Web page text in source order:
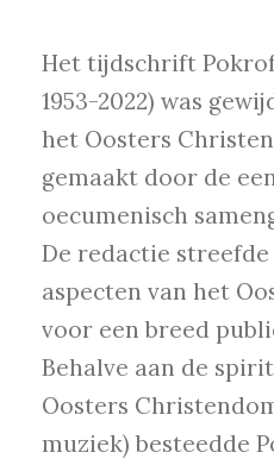
Het tijdschrift
1953-2022) was
het Oosters
gemaakt door de
oecumenisch
De redactie
aspecten van het
voor een breed
Behalve aan de
Oosters
muziek) besteedde